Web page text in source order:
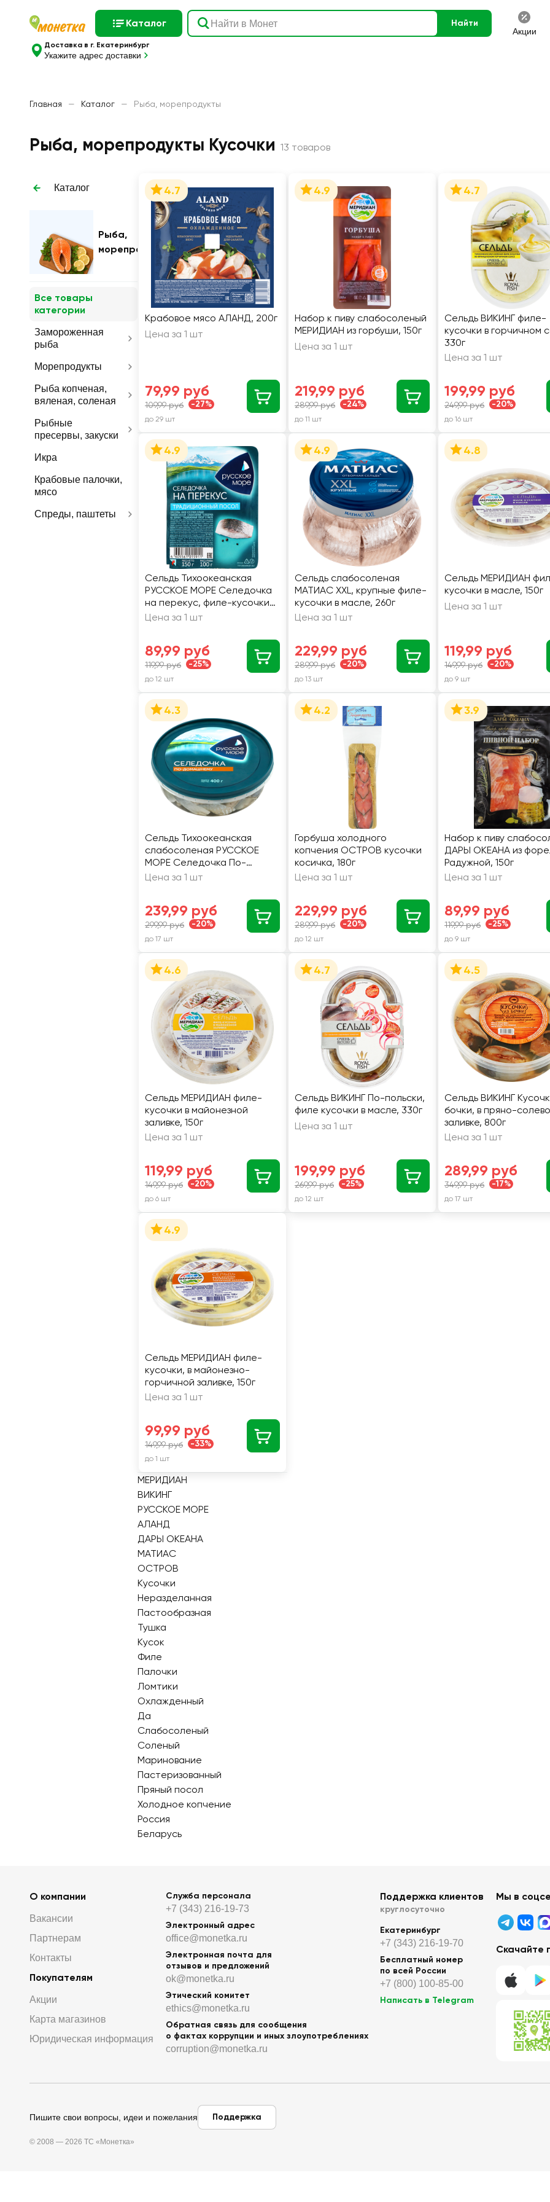
Каталог Найти
Акции
Доставка в г. Екатеринбург
Укажите адрес доставки
Главная — Каталог — Рыба, морепродукты
Рыба, морепродукты Кусочки 13 товаров
Каталог
Рыба,
морепродукты
Все товары
категории
Замороженная
рыба
Морепродукты
Рыба копченая,
вяленая, соленая
Рыбные
пресервы, закуски
Икра
Крабовые палочки,
мясо
Спреды, паштеты
4.7
Крабовое мясо АЛАНД, 200г
Цена за 1 шт
79,99 руб
109,99 руб -27%
до 29 шт
4.9
Набор к пиву слабосоленый
МЕРИДИАН из горбуши, 150г
Цена за 1 шт
219,99 руб
289,99 руб -24%
до 11 шт
4.7
Сельдь ВИКИНГ филе-
кусочки в горчичном
330г
Цена за 1 шт
199,99 руб
249,99 руб -20%
до 16 шт
4.9
Сельдь Тихоокеанская
РУССКОЕ МОРЕ Селедочка
на перекус, филе-кусочки
в масле, 150г
Цена за 1 шт
89,99 руб
119,99 руб -25%
до 12 шт
4.9
Сельдь слабосоленая
МАТИАС XXL, крупные филе-
кусочки в масле, 260г
Цена за 1 шт
229,99 руб
289,99 руб -20%
до 13 шт
4.8
Сельдь МЕРИДИАН
кусочки в масле, 150г
Цена за 1 шт
119,99 руб
149,99 руб -20%
до 9 шт
4.3
Сельдь Тихоокеанская
слабосоленая РУССКОЕ
МОРЕ Селедочка По-
домашнему, филе-кусочки в
Цена за 1 шт
239,99 руб
299,99 руб -20%
до 17 шт
4.2
Горбуша холодного
копчения ОСТРОВ кусочки
косичка, 180г
Цена за 1 шт
229,99 руб
289,99 руб -20%
до 12 шт
3.9
Набор к пиву
ДАРЫ ОКЕАНА из
Радужной, 150г
Цена за 1 шт
89,99 руб
119,99 руб -25%
до 9 шт
4.6
Сельдь МЕРИДИАН филе-
кусочки в майонезной
заливке, 150г
Цена за 1 шт
119,99 руб
149,99 руб -20%
до 6 шт
4.7
Сельдь ВИКИНГ По-польски,
филе кусочки в масле, 330г
Цена за 1 шт
199,99 руб
269,99 руб -25%
до 12 шт
4.5
Сельдь ВИКИНГ
бочки, в пряно-
заливке, 800г
Цена за 1 шт
289,99 руб
349,99 руб -17%
до 17 шт
4.9
Сельдь МЕРИДИАН филе-
кусочки, в майонезно-
горчичной заливке, 150г
Цена за 1 шт
99,99 руб
149,99 руб -33%
до 1 шт
МЕРИДИАН
ВИКИНГ
РУССКОЕ МОРЕ
АЛАНД
ДАРЫ ОКЕАНА
МАТИАС
ОСТРОВ
Кусочки
Неразделанная
Пастообразная
Тушка
Кусок
Филе
Палочки
Ломтики
Охлажденный
Да
Слабосоленый
Соленый
Маринование
Пастеризованный
Пряный посол
Холодное копчение
Россия
Беларусь
О компании
Вакансии
Партнерам
Контакты
Покупателям
Акции
Карта магазинов
Юридическая информация
Служба персонала
+7 (343) 216-19-73
Электронный адрес
office@monetka.ru
Электронная почта для
отзывов и предложений
ok@monetka.ru
Этический комитет
ethics@monetka.ru
Обратная связь для сообщения
о фактах коррупции и иных злоупотреблениях
corruption@monetka.ru
Поддержка клиентов
круглосуточно
Екатеринбург
+7 (343) 216-19-70
Бесплатный номер
по всей России
+7 (800) 100-85-00
Написать в Telegram
Мы в
Скачайте
Пишите свои вопросы, идеи и пожелания Поддержка
© 2008 — 2026 ТС «Монетка»